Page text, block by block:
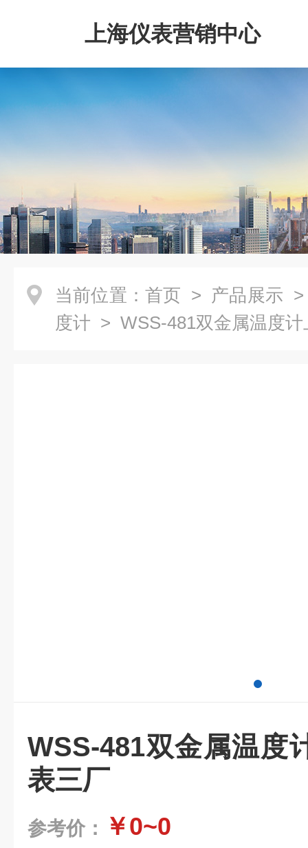
上海仪表营销中心
当前位置： 首页 > 产品展示
度计 > WSS-481双金属温度
WSS-481双金属温度
表三厂
参考价： ￥0~0